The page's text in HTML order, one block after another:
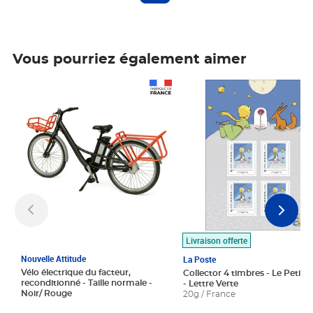
Vous pourriez également aimer
Nouvelle Attitude
Vélo électrique du facteur,
reconditionné - Taille normale -
Noir/ Rouge
Livraison offerte
La Poste
Collector 4 timbres - Le Petit
- Lettre Verte
20g / France
Prix 7,50€